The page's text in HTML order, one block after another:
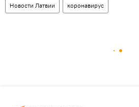
Новости Латвии коронавирус